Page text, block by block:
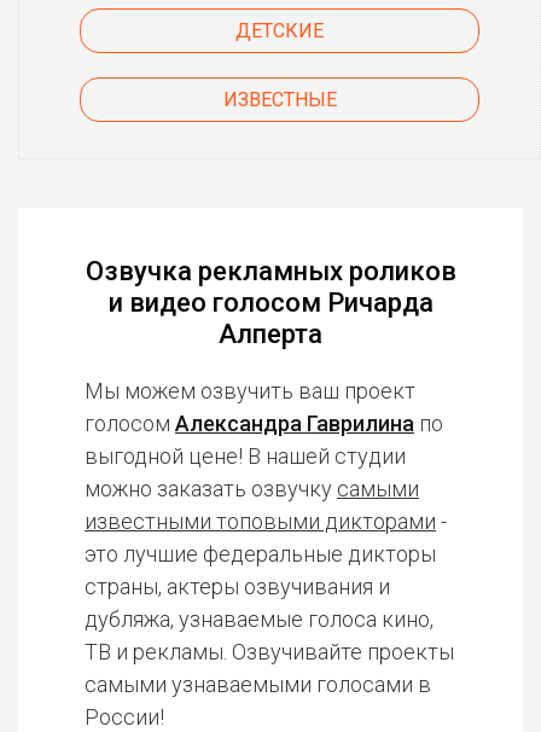
ДЕТСКИЕ
ИЗВЕСТНЫЕ
Озвучка рекламных роликов
и видео голосом Ричарда
Алперта
Мы можем озвучить ваш проект
голосом Александра Гаврилина по
выгодной цене! В нашей студии
можно заказать озвучку самыми
известными топовыми дикторами -
это лучшие федеральные дикторы
страны, актеры озвучивания и
дубляжа, узнаваемые голоса кино,
ТВ и рекламы. Озвучивайте проекты
самыми узнаваемыми голосами в
России!